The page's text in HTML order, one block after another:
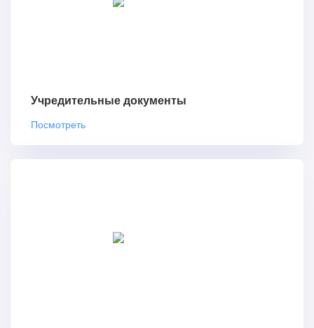
Учредительные документы
Посмотреть